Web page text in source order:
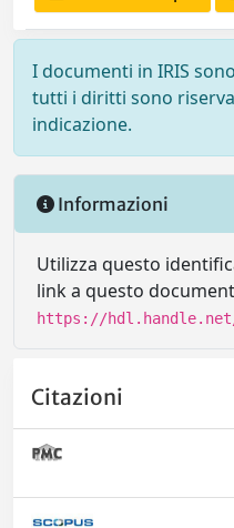
I documenti in IRIS
tutti i diritti sono
indicazione.
Informazioni
Utilizza questo
link a questo
https://hdl.handle.net/
Citazioni